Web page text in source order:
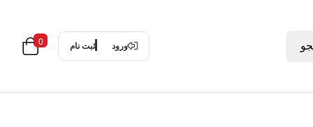
ورود ثبت نام 0